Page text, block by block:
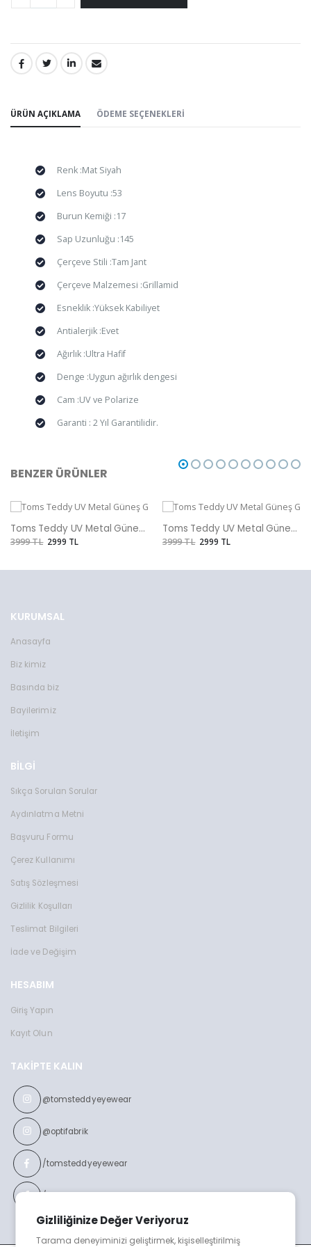
Gizliliğinize Değer Veriyoruz
Tarama deneyiminizi geliştirmek, kişiselleştirilmiş
PAYLAŞ:
ÜRÜN AÇIKLAMA ÖDEME SEÇENEKLERI
Renk :Mat Siyah
Lens Boyutu :53
Burun Kemiği :17
Sap Uzunluğu :145
Çerçeve Stili :Tam Jant
Çerçeve Malzemesi :Grillamid
Esneklik :Yüksek Kabiliyet
Antialerjik :Evet
Ağırlık :Ultra Hafif
Denge :Uygun ağırlık dengesi
Cam :UV ve Polarize
Garanti : 2 Yıl Garantilidir.
BENZER ÜRÜNLER
Toms Teddy UV Metal Güneş Gözlüğü
3999 TL 2999 TL
Toms Teddy UV Metal Güneş Gözlüğü
3999 TL 2999 TL
KURUMSAL
Anasayfa
Biz kimiz
Basında biz
Bayilerimiz
İletişim
BİLGİ
Sıkça Sorulan Sorular
Aydınlatma Metni
Başvuru Formu
Çerez Kullanımı
Satış Sözleşmesi
Gizlilik Koşulları
Teslimat Bilgileri
İade ve Değişim
HESABIM
Giriş Yapın
Kayıt Olun
TAKIPTE KALIN
@tomsteddyeyewear
@optifabrik
/tomsteddyeyewear
/optifabrikeyewear